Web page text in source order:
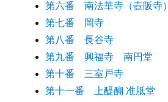
第六番 南法華寺（壺阪寺）
第七番 岡寺
第八番 長谷寺
第九番 興福寺 南円堂
第十番 三室戸寺
第十一番 上醍醐 准胝堂